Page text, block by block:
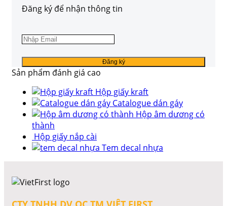
Đăng ký để nhận thông tin
Sản phẩm đánh giá cao
Hộp giấy kraft
Catalogue dán gáy
Hộp âm dương có
thành
Hộp giấy nắp cài
Tem decal nhựa